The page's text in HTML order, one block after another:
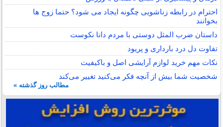
احترام در رابطه زناشویی چگونه ایجاد می شود؟ حتما زوج ها
بخوانند
داستان ضرب المثل دوستی با مردم دانا نكوست
تفاوت دل درد بارداری و پریود
نکات مهم خرید لوازم آرایشی اصل و باکیفیت
شخصیت شما بیش از آنچه فکر می‌کنید تغییر می‌کند
مطالب روز گذشته »